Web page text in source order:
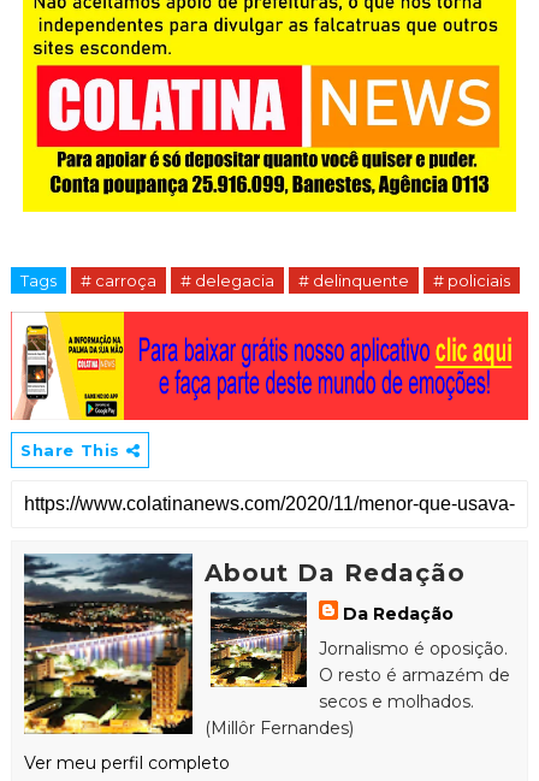
Tags # carroça # delegacia # delinquente # policiais
Share This
About Da Redação
Da Redação
Jornalismo é oposição.
O resto é armazém de
secos e molhados.
(Millôr Fernandes)
Ver meu perfil completo